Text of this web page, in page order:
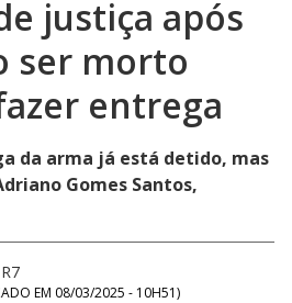
justiça após
ser morto
entrega
da arma já está detido, mas
Gomes Santos,
EM 08/03/2025 - 10H51)